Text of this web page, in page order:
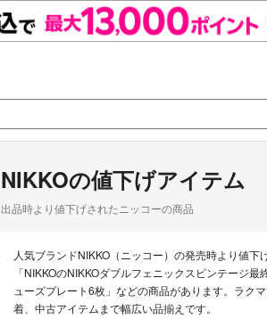
NIKKOの値下げアイテム
出品時より値下げされたニッコーの商品
人気ブランドNIKKO（ニッコー）の発売時より値
「NIKKOのNIKKOダブルフェニックスビンテージ
ューズプレート6枚」などの商品があります。ラク
着、中古アイテムまで幅広い品揃えです。